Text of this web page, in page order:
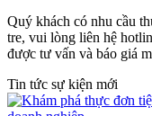
Quý khách có nhu cầu
tre, vui lòng liên hệ
được tư vấn và báo giá
Tin tức sự kiện mới